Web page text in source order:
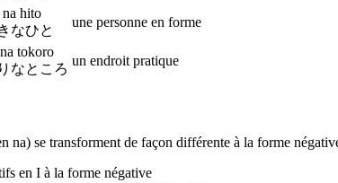
hito
なひと
une personne en forme
tokoro
なところ
un endroit pratique
na) se transforment de façon différente à la forme
en I à la forme négative